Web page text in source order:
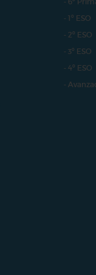
- 1º ESO
- 2º ESO
- 3º ESO
- 4º ESO
-